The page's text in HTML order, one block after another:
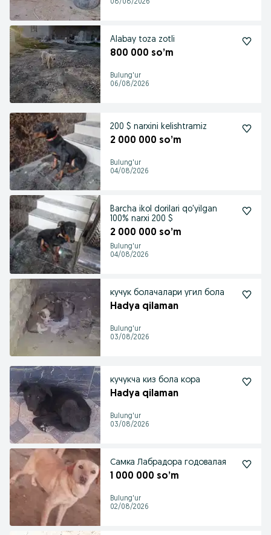
08/08/2026
Alabay toza zotli
800 000 so’m
Bulung'ur
06/08/2026
200 $ narxini kelishtramiz
2 000 000 so’m
Bulung'ur
04/08/2026
Barcha ikol dorilari qo'yilgan
100% narxi 200 $
2 000 000 so’m
Bulung'ur
04/08/2026
кучук болачалари угил бола
Hadya qilaman
Bulung'ur
03/08/2026
кучукча киз бола кора
Hadya qilaman
Bulung'ur
03/08/2026
Самка Лабрадора годовалая
1 000 000 so’m
Bulung'ur
02/08/2026